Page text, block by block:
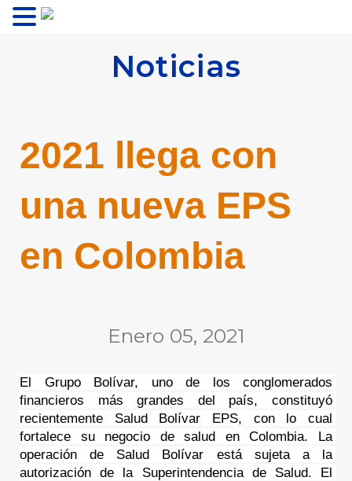
Noticias
2021 llega con
una nueva EPS
en Colombia
Enero 05, 2021
El Grupo Bolívar, uno de los conglomerados
financieros más grandes del país, constituyó
recientemente Salud Bolívar EPS, con lo cual
fortalece su negocio de salud en Colombia. La
operación de Salud Bolívar está sujeta a la
autorización de la Superintendencia de Salud. El